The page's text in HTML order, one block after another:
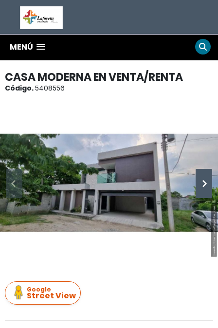
MENÚ
CASA MODERNA EN VENTA/RENTA
Código.5408556
Google
Street View